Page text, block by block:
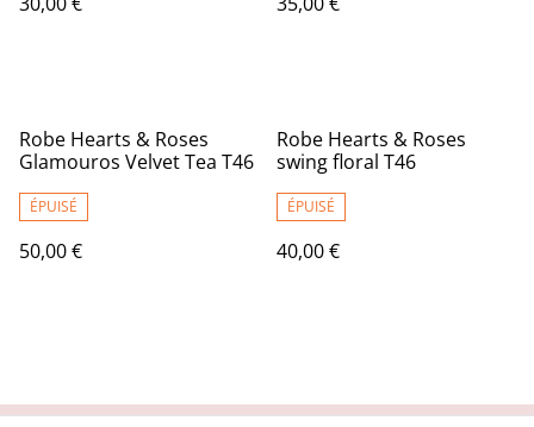
Robe Hearts & Roses
Glamouros Velvet Tea T46
ÉPUISÉ
50,00 €
Robe Hearts & Roses
swing floral T46
ÉPUISÉ
40,00 €